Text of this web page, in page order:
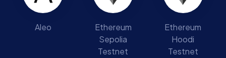
Aleo
Ethereum
Sepolia
Testnet
Ethereum
Hoodi
Testnet